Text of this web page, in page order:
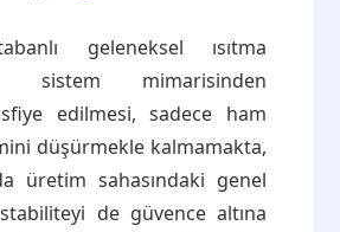
geleneksel ısıtma
sistem mimarisinden
edilmesi, sadece ham
düşürmekle kalmamakta,
üretim sahasındaki genel
de güvence altına